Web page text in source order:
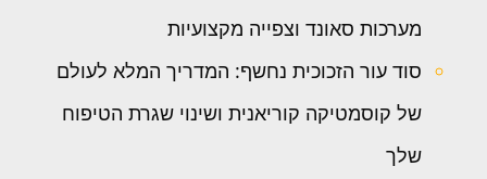
מערכות סאונד וצפייה מקצועיות
סוד עור הזכוכית נחשף: המדריך המלא לעולם
של קוסמטיקה קוריאנית ושינוי שגרת הטיפוח
שלך